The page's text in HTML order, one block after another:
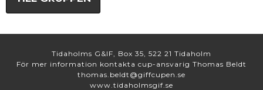
Tidaholms G&IF, Box 35, 522 21 Tidaholm
För mer information kontakta cup-ansvarig Thomas Beldt
thomas.beldt@giffcupen.se
www.tidaholmsgif.se